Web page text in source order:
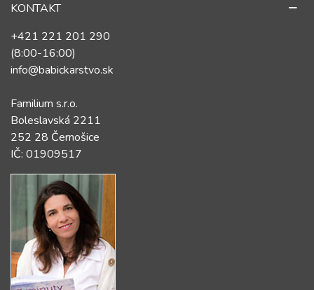
KONTAKT
+421 221 201 290
(8:00-16:00)
info@babickarstvo.sk
Familium s.r.o.
Boleslavská 2211
252 28 Černošice
IČ: 01909517